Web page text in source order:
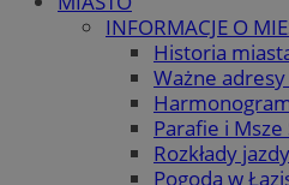
INFORMACJE O
Historia
Ważne
Parafie i
Rozkłady
Pogoda w